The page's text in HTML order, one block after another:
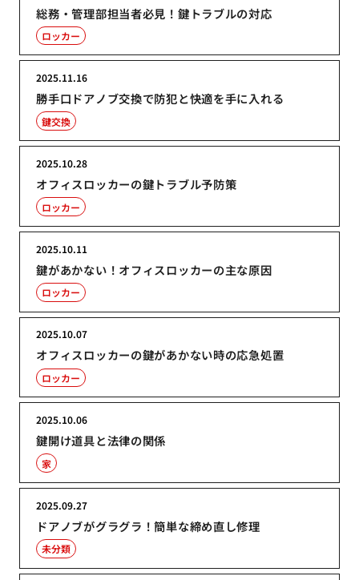
総務・管理部担当者必見！鍵トラブルの対応
ロッカー
勝手口ドアノブ交換で防犯と快適を手に入れる
2025.11.16
鍵交換
オフィスロッカーの鍵トラブル予防策
2025.10.28
ロッカー
鍵があかない！オフィスロッカーの主な原因
2025.10.11
ロッカー
オフィスロッカーの鍵があかない時の応急処置
2025.10.07
ロッカー
鍵開け道具と法律の関係
2025.10.06
家
ドアノブがグラグラ！簡単な締め直し修理
2025.09.27
未分類